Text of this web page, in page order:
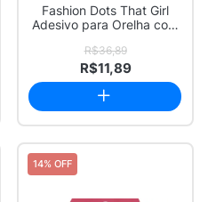
Fashion Dots That Girl
Adesivo para Orelha com
R$36,89
R$11,89
14% OFF